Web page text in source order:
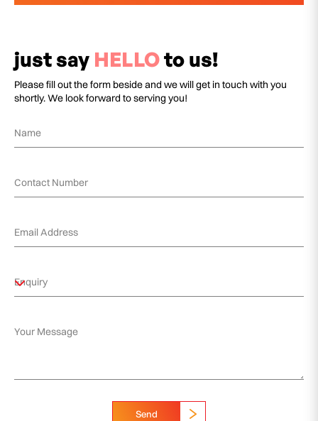
just say HELLOto us!
Please fill out the form beside and we will get in touch with you
shortly. We look forward to serving you!
Send